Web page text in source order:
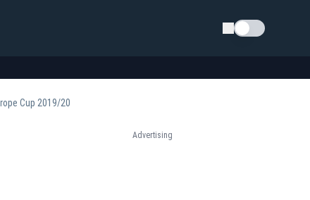
Schimba tema
Cup 2019/20
Advertising